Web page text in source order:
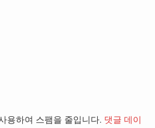
용하여 스팸을 줄입니다. 댓글 데이